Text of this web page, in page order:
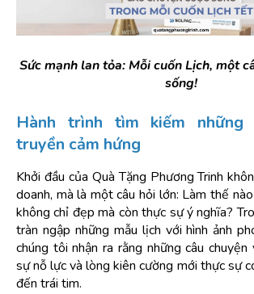
Sức mạnh lan tỏa: Mỗi cuốn Lịch, một
sống!
Hành trình tìm kiếm những
truyền cảm hứng
Khởi đầu của Quà Tặng Phương Trinh
doanh, mà là một câu hỏi lớn: Làm thế
không chỉ đẹp mà còn thực sự ý nghĩa?
tràn ngập những mẫu lịch với hình ảnh
chúng tôi nhận ra rằng những câu
sự nỗ lực và lòng kiên cường mới thực sự
đến trái tim.